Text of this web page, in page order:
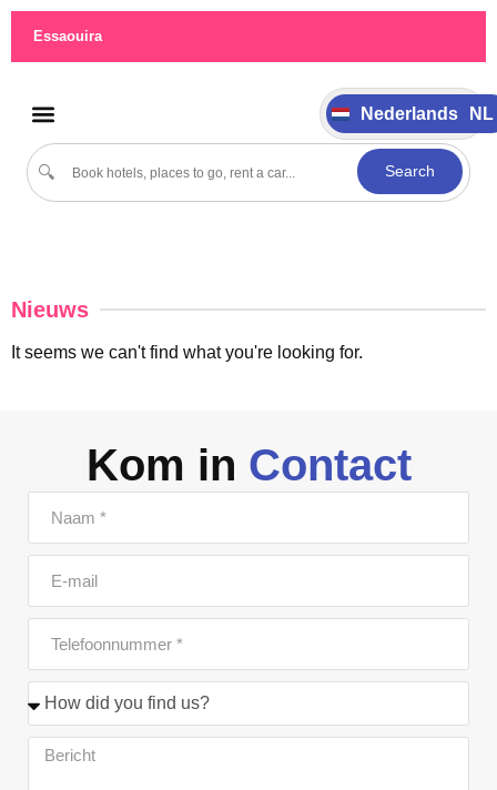
Essaouira
🔍 Search
Nederlands NL
Português PT
Español ES
Nieuws
It seems we can't find what you're looking for.
Kom in Contact